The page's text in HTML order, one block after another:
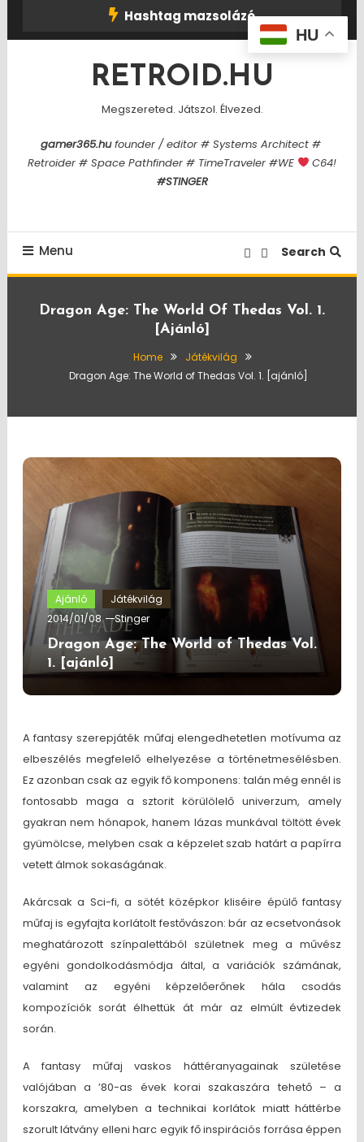
Hashtag mazsolázó
RETROID.HU
Megszereted. Játszol. Élvezed.
gamer365.hufounder / editor # Systems Architect #
Retroider # Space Pathfinder # TimeTraveler #WE
C64!
#STINGER
Menu Search
Dragon Age: The World Of Thedas Vol. 1.
[ajánló]
Home
Játékvilág
Dragon Age: The World of Thedas Vol. 1. [ajánló]
Ajánló
Játékvilág
2014/01/08
Stinger
Dragon Age: The World of Thedas Vol.
1. [ajánló]
A fantasy szerepjáték műfaj elengedhetetlen motívuma az
elbeszélés megfelelő elhelyezése a történetmesélésben.
Ez azonban csak az egyik fő komponens: talán még ennél is
fontosabb maga a sztorit körülölelő univerzum, amely
gyakran nem hónapok, hanem lázas munkával töltött évek
gyümölcse, melyben csak a képzelet szab határt a papírra
vetett álmok sokaságának.
Akárcsak a Sci-fi, a sötét középkor kliséire épülő fantasy
műfaj is egyfajta korlátolt festővászon: bár az ecsetvonások
meghatározott színpalettából születnek meg a művész
egyéni gondolkodásmódja által, a variációk számának,
valamint az egyéni képzelőerőnek hála csodás
kompozíciók sorát élhettük át már az elmúlt évtizedek
során.
A fantasy műfaj vaskos háttéranyagainak születése
valójában a ’80-as évek korai szakaszára tehető – a
korszakra, amelyben a technikai korlátok miatt háttérbe
szorult látvány elleni harc egyik fő inspirációs forrása éppen
HU